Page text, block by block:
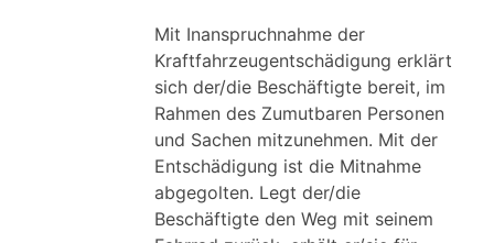
Mit Inanspruchnahme der
Kraftfahrzeugentschädigung erklärt
sich der/die Beschäftigte bereit, im
Rahmen des Zumutbaren Personen
und Sachen mitzunehmen. Mit der
Entschädigung ist die Mitnahme
abgegolten. Legt der/die
Beschäftigte den Weg mit seinem